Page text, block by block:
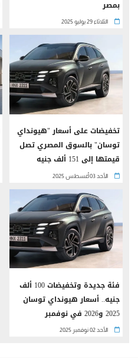
بمصر
الثلاثاء 29 يوليو 2025
تخفيضات على أسعار "هيونداي
توسان" بالسوق المصري تصل
قيمتها إلى 151 ألف جنيه
الأحد 03 أغسطس 2025
فئة جديدة وتخفيضات 100 ألف
جنيه.. أسعار هيونداي توسان
2025 و2026 في نوفمبر
الأحد 02 نوفمبر 2025